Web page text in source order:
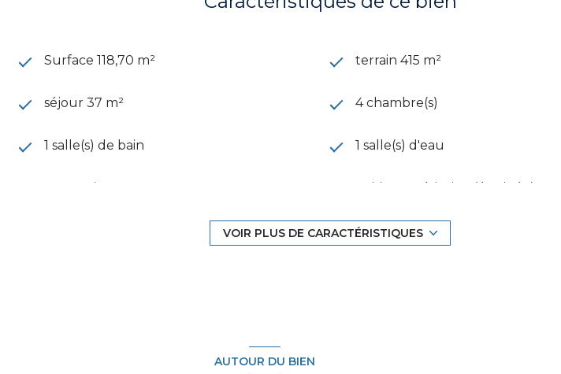
Surface 118,70 m² terrain 415 m²
séjour 37 m² 4 chambre(s)
1 salle(s) de bain 1 salle(s) d'eau
construit en 2022 cuisine américaine (équipée)
Chauffage central : au sol (pompe à
1 garage(s)
VOIR PLUS DE CARACTÉRISTIQUES
AUTOUR DU BIEN